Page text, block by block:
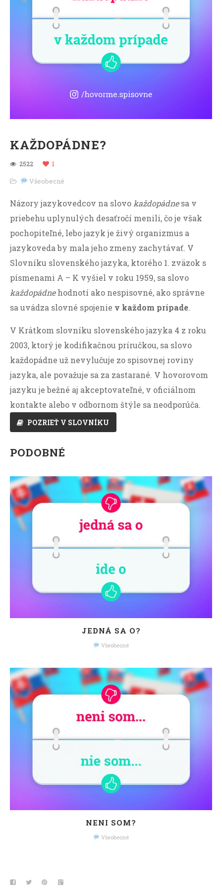
KAŽDOPÁDNE?
2522
1
Všeobecné
Názory jazykovedcov na slovo každopádnesa v
priebehu uplynulých desaťročí menili, čo je však
pochopiteľné, lebo jazyk je živý organizmus a
jazykoveda by mala jeho zmeny zachytávať. V
Slovníku slovenského jazyka, ktorého 1. zväzok s
písmenami A – K vyšiel v roku 1959, sa slovo
každopádnehodnotí ako nespisovné, ako správne
sa uvádza slovné spojenie v každom prípade.
V Krátkom slovníku slovenského jazyka 4 z roku
2003, ktorý je kodifikačnou príručkou, sa slovo
každopádne už nevylučuje zo spisovnej roviny
jazyka, ale považuje sa za zastarané. V hovorovom
jazyku je bežné aj akceptovateľné, v oficiálnom
kontakte alebo v odbornom štýle sa neodporúča.
POZRIEŤ V SLOVNÍKU
PODOBNÉ
JEDNÁ SA O?
Všeobecné
NENI SOM?
Všeobecné